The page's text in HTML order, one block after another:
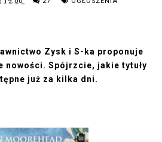
Zysk i S-ka proponuje
nowości. Spójrzcie, jakie tytuły
już za kilka dni.